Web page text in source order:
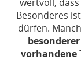
Besonderes
dürfen.
vorhandene